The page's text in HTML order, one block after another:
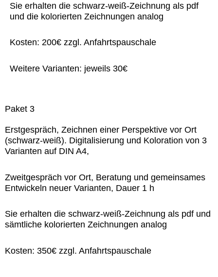
Sie erhalten die schwarz-weiß-Zeichnung als pdf
und die kolorierten Zeichnungen analog
Kosten: 200€ zzgl. Anfahrtspauschale
Weitere Varianten: jeweils 30€
Paket 3
Erstgespräch, Zeichnen einer Perspektive vor Ort
(schwarz-weiß). Digitalisierung und Koloration von 3
Varianten auf DIN A4,
Zweitgespräch vor Ort, Beratung und gemeinsames
Entwickeln neuer Varianten, Dauer 1 h
Sie erhalten die schwarz-weiß-Zeichnung als pdf und
sämtliche kolorierten Zeichnungen analog
Kosten: 350€ zzgl. Anfahrtspauschale